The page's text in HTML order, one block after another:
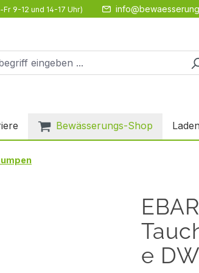
Fr 9-12 und 14-17 Uhr)
Bewässerungs-Shop
e